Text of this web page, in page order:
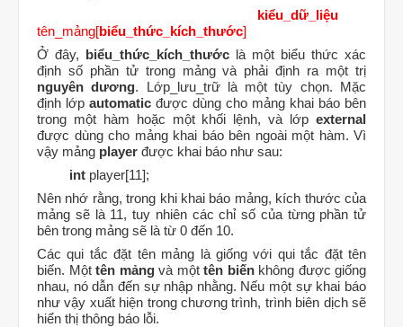
kiểu_dữ_liệu
tên_mảng[biểu_thức_kích_thước]
Ở đây, biểu_thức_kích_thước là một biểu thức xác
định số phần tử trong mảng và phải định ra một trị
nguyên dương. Lớp_lưu_trữ là một tùy chọn. Mặc
định lớp automatic được dùng cho mảng khai báo bên
trong một hàm hoặc một khối lệnh, và lớp external
được dùng cho mảng khai báo bên ngoài một hàm. Vì
vậy mảng player được khai báo như sau:
int player[11];
Nên nhớ rằng, trong khi khai báo mảng, kích thước của
mảng sẽ là 11, tuy nhiên các chỉ số của từng phần tử
bên trong mảng sẽ là từ 0 đến 10.
Các qui tắc đặt tên mảng là giống với qui tắc đặt tên
biến. Một tên mảngvà một tên biếnkhông được giống
nhau, nó dẫn đến sự nhập nhằng. Nếu một sự khai báo
như vậy xuất hiện trong chương trình, trình biên dịch sẽ
hiển thị thông báo lỗi.